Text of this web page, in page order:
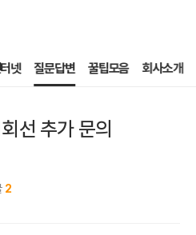
넷 질문답변 꿀팁모음 회사소개
선 추가 문의
2